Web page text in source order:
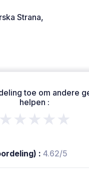
Strana,
toe om andere
helpen :
★★★★★
: 4.62/5